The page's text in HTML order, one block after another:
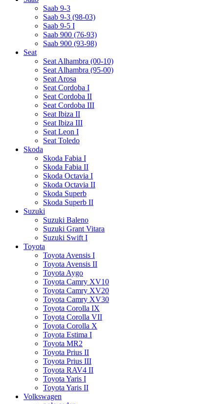
Saab 9-3
Saab 9-3 (98-03)
Saab 9-5 I
Saab 900 (76-93)
Saab 900 (93-98)
Seat
Seat Alhambra (00-10)
Seat Alhambra (95-00)
Seat Arosa
Seat Cordoba I
Seat Cordoba II
Seat Cordoba III
Seat Ibiza II
Seat Ibiza III
Seat Leon I
Seat Toledo
Skoda
Skoda Fabia I
Skoda Fabia II
Skoda Octavia I
Skoda Octavia II
Skoda Superb
Skoda Superb II
Suzuki
Suzuki Baleno
Suzuki Grant Vitara
Suzuki Swift I
Toyota
Toyota Avensis I
Toyota Avensis II
Toyota Aygo
Toyota Camry XV10
Toyota Camry XV20
Toyota Camry XV30
Toyota Corolla IX
Toyota Corolla VII
Toyota Corolla X
Toyota Estima I
Toyota MR2
Toyota Prius II
Toyota Prius III
Toyota RAV4 II
Toyota Yaris I
Toyota Yaris II
Volkswagen